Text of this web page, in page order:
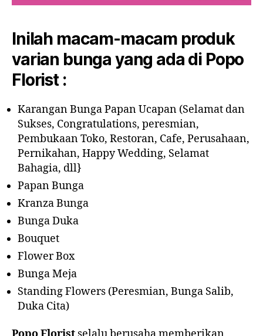
Inilah macam-macam produk
varian bunga yang ada di Popo
Florist :
Karangan Bunga Papan Ucapan (Selamat dan
Sukses, Congratulations, peresmian,
Pembukaan Toko, Restoran, Cafe, Perusahaan,
Pernikahan, Happy Wedding, Selamat
Bahagia, dll}
Papan Bunga
Kranza Bunga
Bunga Duka
Bouquet
Flower Box
Bunga Meja
Standing Flowers (Peresmian, Bunga Salib,
Duka Cita)